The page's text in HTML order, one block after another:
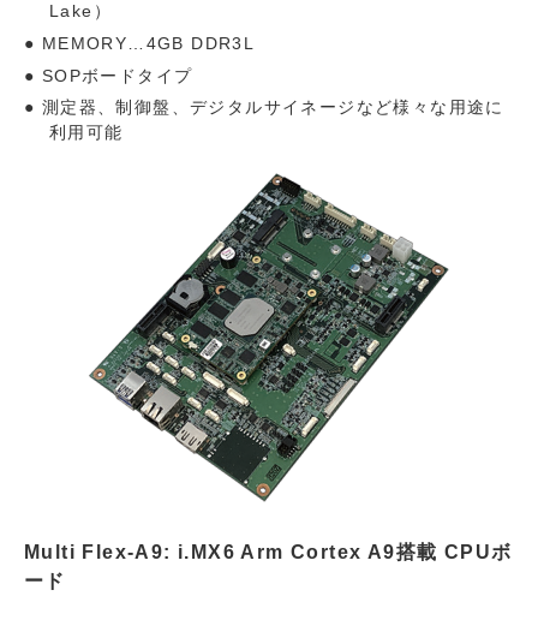
Lake）
MEMORY…4GB DDR3L
SOPボードタイプ
測定器、制御盤、デジタルサイネージなど様々な用途に
利用可能
Multi Flex-A9: i.MX6 Arm Cortex A9搭載 CPUボ
ード